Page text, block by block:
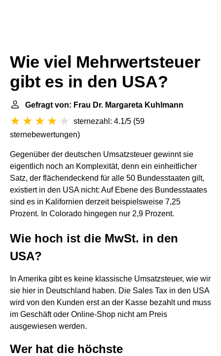
Wie viel Mehrwertsteuer
gibt es in den USA?
Gefragt von: Frau Dr. Margareta Kuhlmann
sternezahl: 4.1/5 (59
sternebewertungen)
Gegenüber der deutschen Umsatzsteuer gewinnt sie
eigentlich noch an Komplexität, denn ein einheitlicher
Satz, der flächendeckend für alle 50 Bundesstaaten gilt,
existiert in den USA nicht: Auf Ebene des Bundesstaates
sind es in Kalifornien derzeit beispielsweise 7,25
Prozent. In Colorado hingegen nur 2,9 Prozent.
Wie hoch ist die MwSt. in den
USA?
In Amerika gibt es keine klassische Umsatzsteuer, wie wir
sie hier in Deutschland haben. Die Sales Tax in den USA
wird von den Kunden erst an der Kasse bezahlt und muss
im Geschäft oder Online-Shop nicht am Preis
ausgewiesen werden.
Wer hat die höchste